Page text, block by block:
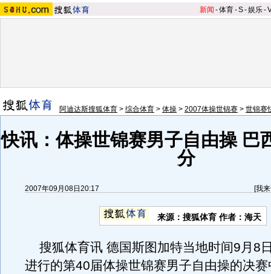
新闻 -体育-S-娱乐-
阿迪达斯搜狐体育 > 综合体育 > 体操 > 2007体操世锦赛 > 世锦赛
快讯：体操世锦赛男子自由操 巴
分
2007年09月08日20:17 [我
来源：搜狐体育 作者：海天
搜狐体育讯 德国斯图加特当地时间9月8
进行的第40届体操世锦赛男子自由操的决